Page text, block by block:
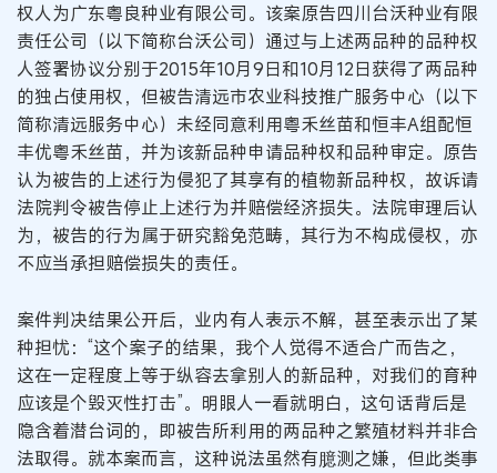
权人为广东粤良种业有限公司。该案原告四川台沃种业有限
责任公司（以下简称台沃公司）通过与上述两品种的品种权
人签署协议分别于2015年10月9日和10月12日获得了两品种
的独占使用权，但被告清远市农业科技推广服务中心（以下
简称清远服务中心）未经同意利用粤禾丝苗和恒丰A组配恒
丰优粤禾丝苗，并为该新品种申请品种权和品种审定。原告
认为被告的上述行为侵犯了其享有的植物新品种权，故诉请
法院判令被告停止上述行为并赔偿经济损失。法院审理后认
为，被告的行为属于研究豁免范畴，其行为不构成侵权，亦
不应当承担赔偿损失的责任。
案件判决结果公开后，业内有人表示不解，甚至表示出了某
种担忧：“这个案子的结果，我个人觉得不适合广而告之，
这在一定程度上等于纵容去拿别人的新品种，对我们的育种
应该是个毁灭性打击”。明眼人一看就明白，这句话背后是
隐含着潜台词的，即被告所利用的两品种之繁殖材料并非合
法取得。就本案而言，这种说法虽然有臆测之嫌，但此类事